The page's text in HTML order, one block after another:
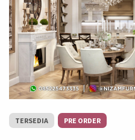
TERSEDIA PRE ORDER